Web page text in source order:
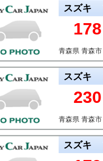
スズキ
178
青森県 青森市
スズキ
230
青森県 青森市
スズキ